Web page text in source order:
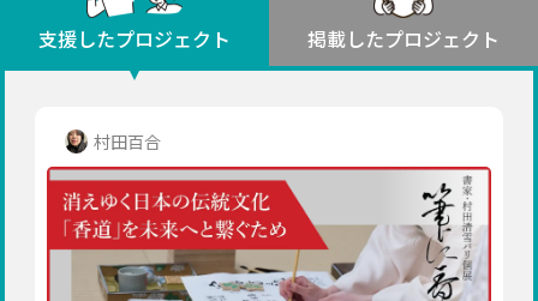
社会貢献
地域からさがす 北海道・東北
北海道
秋田
山形
茨城 栃木 群馬
千葉
東京
神奈川
新潟 富山
長野
岐阜 静岡 愛知
三重 滋賀 京都 大阪
兵庫
和歌山
支援したプロジェクト 掲載したプロジェクト
村田百合